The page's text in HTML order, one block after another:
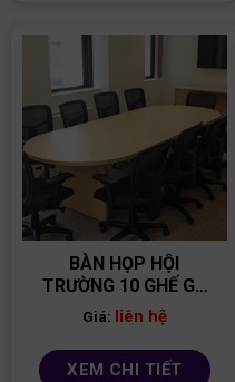
BÀN HỌP HỘI
TRƯỜNG 10 GHẾ GỖ
MDF BH08
Giá: liên hệ
XEM CHI TIẾT